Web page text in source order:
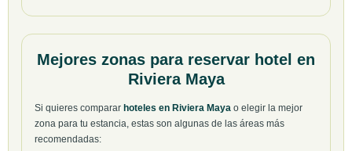
Mejores zonas para reservar hotel en
Riviera Maya
Si quieres comparar hoteles en Riviera Maya o elegir la mejor
zona para tu estancia, estas son algunas de las áreas más
recomendadas: